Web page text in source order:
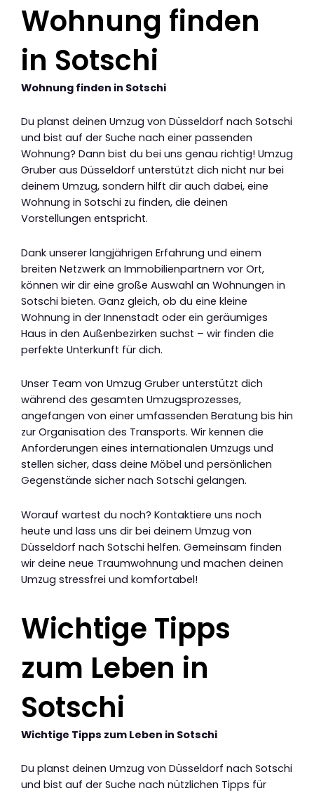
Wohnung finden
in Sotschi
Wohnung finden in Sotschi
Du planst deinen Umzug von Düsseldorf nach Sotschi
und bist auf der Suche nach einer passenden
Wohnung? Dann bist du bei uns genau richtig! Umzug
Gruber aus Düsseldorf unterstützt dich nicht nur bei
deinem Umzug, sondern hilft dir auch dabei, eine
Wohnung in Sotschi zu finden, die deinen
Vorstellungen entspricht.
Dank unserer langjährigen Erfahrung und einem
breiten Netzwerk an Immobilienpartnern vor Ort,
können wir dir eine große Auswahl an Wohnungen in
Sotschi bieten. Ganz gleich, ob du eine kleine
Wohnung in der Innenstadt oder ein geräumiges
Haus in den Außenbezirken suchst – wir finden die
perfekte Unterkunft für dich.
Unser Team von Umzug Gruber unterstützt dich
während des gesamten Umzugsprozesses,
angefangen von einer umfassenden Beratung bis hin
zur Organisation des Transports. Wir kennen die
Anforderungen eines internationalen Umzugs und
stellen sicher, dass deine Möbel und persönlichen
Gegenstände sicher nach Sotschi gelangen.
Worauf wartest du noch? Kontaktiere uns noch
heute und lass uns dir bei deinem Umzug von
Düsseldorf nach Sotschi helfen. Gemeinsam finden
wir deine neue Traumwohnung und machen deinen
Umzug stressfrei und komfortabel!
Wichtige Tipps
zum Leben in
Sotschi
Wichtige Tipps zum Leben in Sotschi
Du planst deinen Umzug von Düsseldorf nach Sotschi
und bist auf der Suche nach nützlichen Tipps für